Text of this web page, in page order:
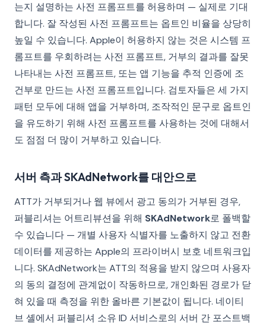
는지 설명하는 사전 프롬프트를 허용하며 — 실제로 기대
합니다. 잘 작성된 사전 프롬프트는 옵트인 비율을 상당히
높일 수 있습니다. Apple이 허용하지 않는 것은 시스템 프
롬프트를 우회하려는 사전 프롬프트, 거부의 결과를 잘못
나타내는 사전 프롬프트, 또는 앱 기능을 추적 인증에 조
건부로 만드는 사전 프롬프트입니다. 검토자들은 세 가지
패턴 모두에 대해 앱을 거부하며, 조작적인 문구로 옵트인
을 유도하기 위해 사전 프롬프트를 사용하는 것에 대해서
도 점점 더 많이 거부하고 있습니다.
서버 측과 SKAdNetwork를 대안으로
ATT가 거부되거나 웹 뷰에서 광고 동의가 거부된 경우,
퍼블리셔는 어트리뷰션을 위해 SKAdNetwork로 폴백할
수 있습니다 — 개별 사용자 식별자를 노출하지 않고 전환
데이터를 제공하는 Apple의 프라이버시 보호 네트워크입
니다. SKAdNetwork는 ATT의 적용을 받지 않으며 사용자
의 동의 결정에 관계없이 작동하므로, 개인화된 경로가 닫
혀 있을 때 측정을 위한 올바른 기본값이 됩니다. 네이티
브 셸에서 퍼블리셔 소유 ID 서비스로의 서버 간 포스트백